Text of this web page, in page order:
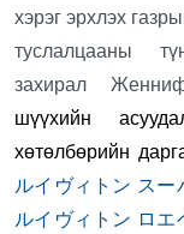
хэрэг эрхлэх
туслалцааны
захирал
шүүхийн
хөтөлбөрийн
ルイヴィトン ス
ルイヴィトン ロエ